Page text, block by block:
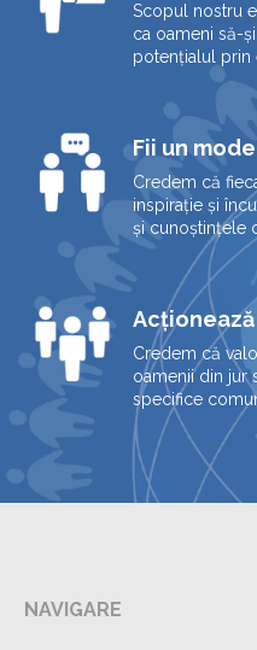
Scopul nostru
ca oameni să-
potențialul prin
Fii un
Credem că
inspirație și
și cunoștințele
Acționează
Credem că
oamenii din jur
specifice
NAVIGARE